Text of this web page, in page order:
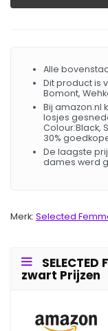
Alle
Dit product is
Bomont,
Bij amazon.nl
losjes
Colour:Black,
30%
De laagste
dames werd
Merk: Selected
zwart Prijzen